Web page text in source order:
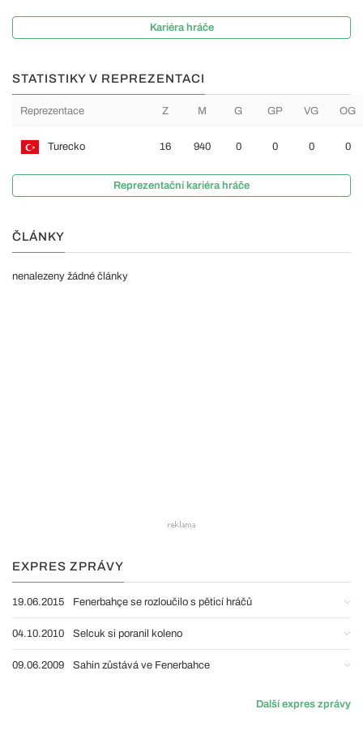
Kariéra hráče
STATISTIKY V REPREZENTACI
Reprezentace Z M G GP VG OG
Turecko 16 940 0 0 0 0
Reprezentační kariéra hráče
ČLÁNKY
nenalezeny žádné články
EXPRES ZPRÁVY
19.06.2015 Fenerbahçe se rozloučilo s pěticí hráčů
04.10.2010 Selcuk si poranil koleno
09.06.2009 Sahin zůstává ve Fenerbahce
Další expres zprávy